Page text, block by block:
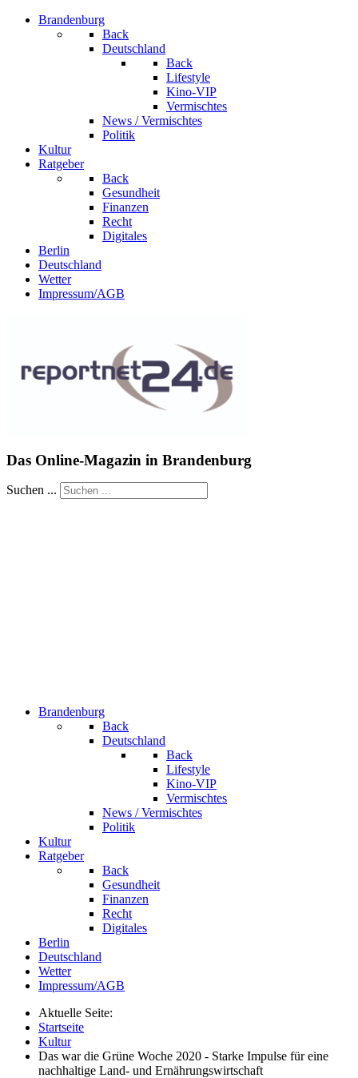
Brandenburg
Back
Deutschland
Back
Lifestyle
Kino-VIP
Vermischtes
News / Vermischtes
Politik
Kultur
Ratgeber
Back
Gesundheit
Finanzen
Recht
Digitales
Berlin
Deutschland
Wetter
Impressum/AGB
Das Online-Magazin in Brandenburg
Suchen ...
Brandenburg
Back
Deutschland
Back
Lifestyle
Kino-VIP
Vermischtes
News / Vermischtes
Politik
Kultur
Ratgeber
Back
Gesundheit
Finanzen
Recht
Digitales
Berlin
Deutschland
Wetter
Impressum/AGB
Aktuelle Seite:
Startseite
Kultur
Das war die Grüne Woche 2020 - Starke Impulse für eine
nachhaltige Land- und Ernährungswirtschaft